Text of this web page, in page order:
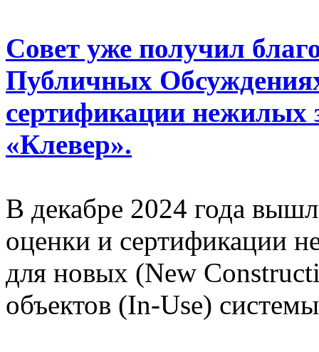
Совет уже получил
Публичных
сертификации нежилых
«Клевер».
В декабре 2024 года
оценки и сертификации
для новых (New
объектов (In-Use)